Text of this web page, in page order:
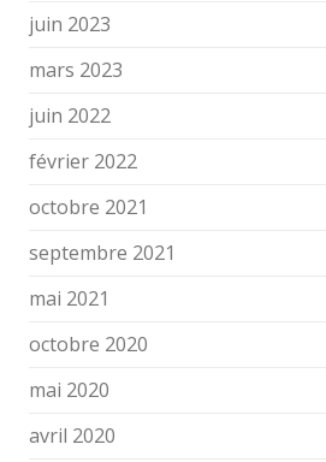
juin 2023
mars 2023
juin 2022
février 2022
octobre 2021
septembre 2021
mai 2021
octobre 2020
mai 2020
avril 2020